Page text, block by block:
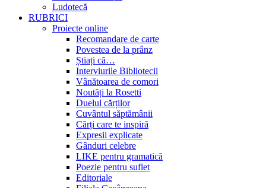
Ludotecă
RUBRICI
Proiecte online
Recomandare de carte
Povestea de la prânz
Știați că…
Interviurile Bibliotecii
Vânătoarea de comori
Noutăți la Rosetti
Duelul cărților
Cuvântul săptămânii
Cărți care te inspiră
Expresii explicate
Gânduri celebre
LIKE pentru gramatică
Poezie pentru suflet
Editoriale